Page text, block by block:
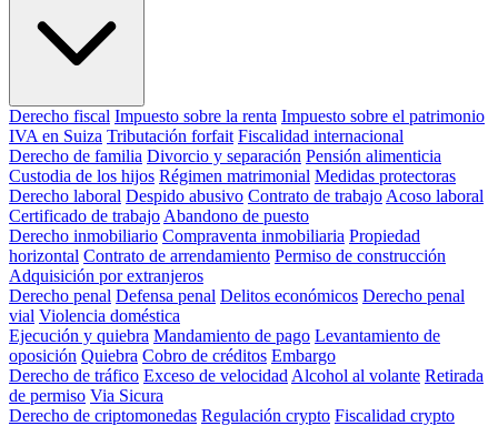
Derecho fiscal Impuesto sobre la renta Impuesto sobre el patrimonio
IVA en Suiza Tributación forfait Fiscalidad internacional
Derecho de familia Divorcio y separación Pensión alimenticia
Custodia de los hijos Régimen matrimonial Medidas protectoras
Derecho laboral Despido abusivo Contrato de trabajo Acoso laboral
Certificado de trabajo Abandono de puesto
Derecho inmobiliario Compraventa inmobiliaria Propiedad
horizontal Contrato de arrendamiento Permiso de construcción
Adquisición por extranjeros
Derecho penal Defensa penal Delitos económicos Derecho penal
vial Violencia doméstica
Ejecución y quiebra Mandamiento de pago Levantamiento de
oposición Quiebra Cobro de créditos Embargo
Derecho de tráfico Exceso de velocidad Alcohol al volante Retirada
de permiso Via Sicura
Derecho de criptomonedas Regulación crypto Fiscalidad crypto